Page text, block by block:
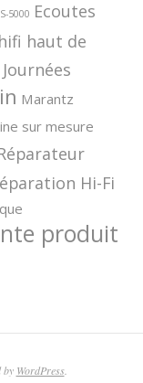
5000 Ecoutes
hifi haut de
Journées
Marantz
sur mesure
Hi-Fi
produit
by WordPress.